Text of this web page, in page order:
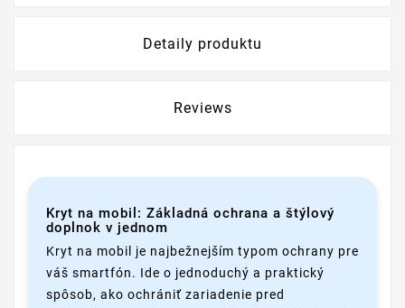
Detaily produktu
Reviews
Kryt na mobil: Základná ochrana a štýlový
doplnok v jednom
Kryt na mobil je najbežnejším typom ochrany pre
váš smartfón. Ide o jednoduchý a praktický
spôsob, ako ochrániť zariadenie pred